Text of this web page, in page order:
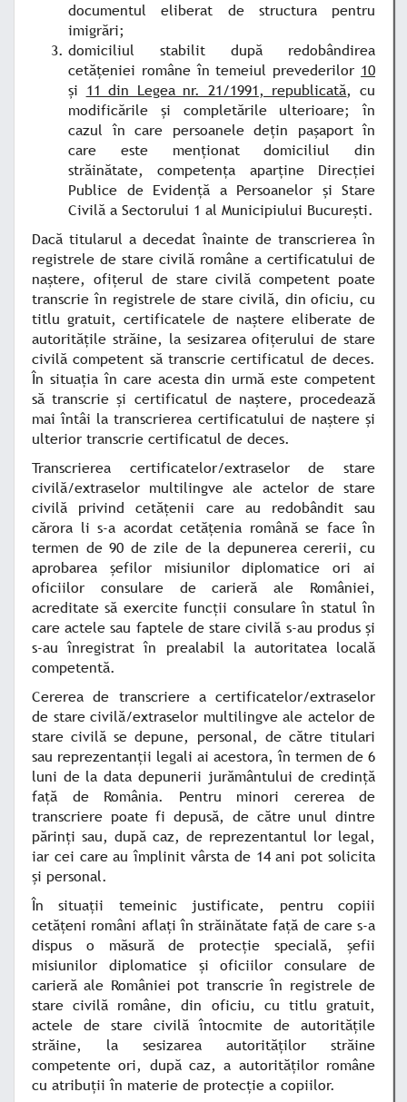
documentul eliberat de structura pentru
imigrări;
domiciliul stabilit după redobândirea
cetăţeniei române în temeiul prevederilor 10
şi 11 din Legea nr. 21/1991, republicată, cu
modificările şi completările ulterioare; în
cazul în care persoanele deţin paşaport în
care este menţionat domiciliul din
străinătate, competenţa aparţine Direcţiei
Publice de Evidenţă a Persoanelor şi Stare
Civilă a Sectorului 1 al Municipiului Bucureşti.
Dacă titularul a decedat înainte de transcrierea în
registrele de stare civilă române a certificatului de
naştere, ofiţerul de stare civilă competent poate
transcrie în registrele de stare civilă, din oficiu, cu
titlu gratuit, certificatele de naştere eliberate de
autorităţile străine, la sesizarea ofiţerului de stare
civilă competent să transcrie certificatul de deces.
În situaţia în care acesta din urmă este competent
să transcrie şi certificatul de naştere, procedează
mai întâi la transcrierea certificatului de naştere şi
ulterior transcrie certificatul de deces.
Transcrierea certificatelor/extraselor de stare
civilă/extraselor multilingve ale actelor de stare
civilă privind cetăţenii care au redobândit sau
cărora li s-a acordat cetăţenia română se face în
termen de 90 de zile de la depunerea cererii, cu
aprobarea şefilor misiunilor diplomatice ori ai
oficiilor consulare de carieră ale României,
acreditate să exercite funcţii consulare în statul în
care actele sau faptele de stare civilă s-au produs şi
s-au înregistrat în prealabil la autoritatea locală
competentă.
Cererea de transcriere a certificatelor/extraselor
de stare civilă/extraselor multilingve ale actelor de
stare civilă se depune, personal, de către titulari
sau reprezentanţii legali ai acestora, în termen de 6
luni de la data depunerii jurământului de credinţă
faţă de România. Pentru minori cererea de
transcriere poate fi depusă, de către unul dintre
părinţi sau, după caz, de reprezentantul lor legal,
iar cei care au împlinit vârsta de 14 ani pot solicita
şi personal.
În situaţii temeinic justificate, pentru copiii
cetăţeni români aflaţi în străinătate faţă de care s-a
dispus o măsură de protecţie specială, şefii
misiunilor diplomatice şi oficiilor consulare de
carieră ale României pot transcrie în registrele de
stare civilă române, din oficiu, cu titlu gratuit,
actele de stare civilă întocmite de autorităţile
străine, la sesizarea autorităţilor străine
competente ori, după caz, a autorităţilor române
cu atribuţii în materie de protecţie a copiilor.